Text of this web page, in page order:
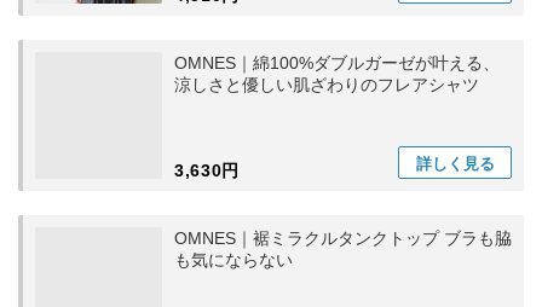
OMNES｜綿100%ダブルガーゼが叶える、
涼しさと優しい肌ざわりのフレアシャツ
3,630円 詳しく 見る
OMNES｜裾ミラクルタンクトップ ブラも脇
も気にならない